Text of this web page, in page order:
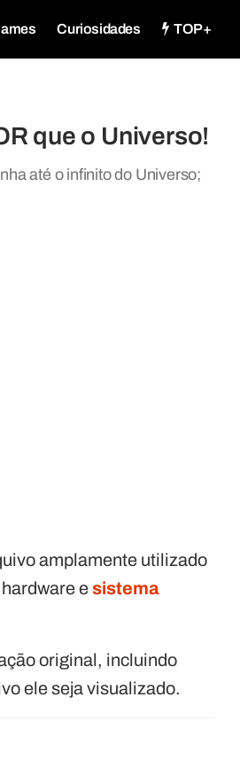
Curiosidades TOP+
que o Universo!
até o infinito do Universo;
amplamente utilizado
esistema
original, incluindo
ele seja visualizado.